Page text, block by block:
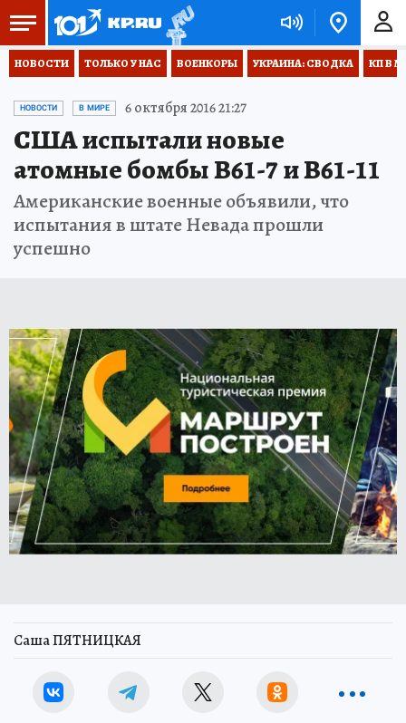
НОВОСТИ ТОЛЬКО У НАС ВОЕНКОРЫ УКРАИНА: СВОДКА КП В
НОВОСТИ В МИРЕ 6 октября 2016 21:27
США испытали новые
атомные бомбы B61-7 и B61-11
Американские военные объявили, что
испытания в штате Невада прошли
успешно
Саша ПЯТНИЦКАЯ